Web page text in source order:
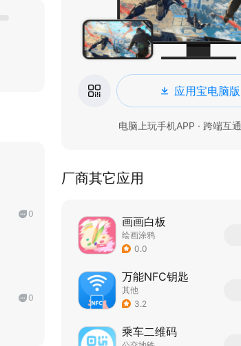
0
0
应用宝电脑版
电脑上玩手机APP · 跨端互通
厂商其它应用
画画白板
绘画涂鸦
0.0
万能NFC钥匙
其他
3.2
乘车二维码